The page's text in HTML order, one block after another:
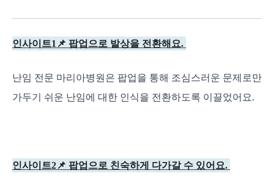
인사이트1📌 팝업으로 발상을 전환해요.
난임 전문 마리아병원은 팝업을 통해 조심스러운 문제로만
가두기 쉬운 난임에 대한 인식을 전환하도록 이끌었어요.
인사이트2📌 팝업으로 친숙하게 다가갈 수 있어요.